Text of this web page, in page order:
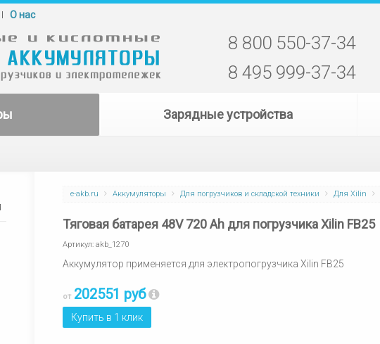
О нас
8 800 550-37-34
8 495 999-37-34
Зарядные устройства
e-akb.ru Аккумуляторы Для погрузчиков и складской техники Для Xilin
Тяговая батарея 48V 720 Ah для погрузчика Xilin FB25
Артикул: akb_1270
Аккумулятор применяется для электропогрузчика Xilin FB25
от 202551 руб
Купить в 1 клик